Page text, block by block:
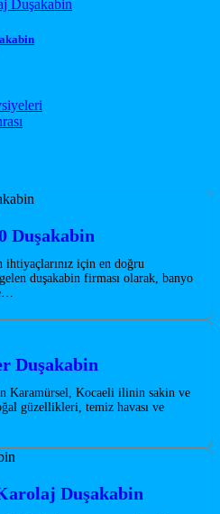
Duşakabin
ihtiyaçlarınız için en doğru
duşakabin firması olarak, banyo
Duşakabin
Karamürsel, Kocaeli ilinin sakin ve
güzellikleri, temiz havası ve
Duşakabin